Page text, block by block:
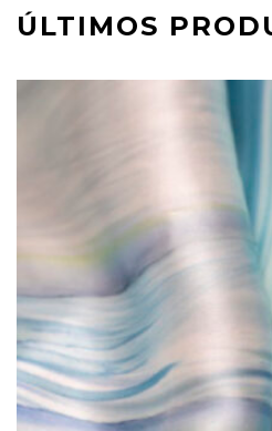
ÚLTIMOS